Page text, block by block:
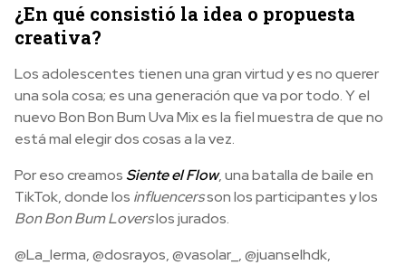
¿En qué consistió la idea o propuesta
creativa?
Los adolescentes tienen una gran virtud y es no querer
una sola cosa; es una generación que va por todo. Y el
nuevo Bon Bon Bum Uva Mix es la fiel muestra de que no
está mal elegir dos cosas a la vez.
Por eso creamosSiente el Flow, una batalla de baile en
TikTok, donde los influencersson los participantes y los
Bon Bon Bum Loverslos jurados.
@La_lerma, @dosrayos, @vasolar_, @juanselhdk,